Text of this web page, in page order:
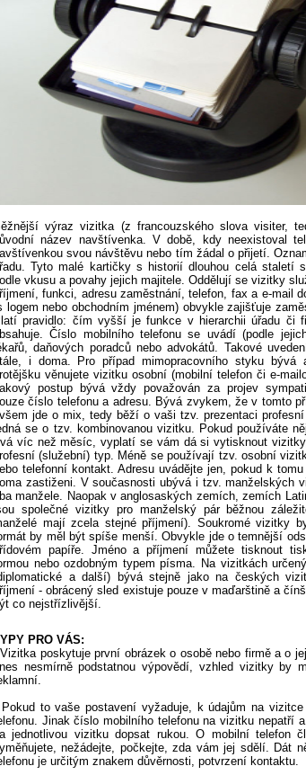
výraz vizitka (z francouzského slova visiter,
název navštívenka. V době, kdy neexistoval
svou návštěvu nebo tím žádal o přijetí.
Tyto malé kartičky s historií dlouhou celá staletí
vkusu a povahy jejich majitele. Oddělují se vizitky
funkci, adresu zaměstnání, telefon, fax a e-mail
logem nebo obchodním jménem) obvykle zajišťuje
pravidlo: čím vyšší je funkce v hierarchii úřadu či
Číslo mobilního telefonu se uvádí (podle
daňových poradců nebo advokátů. Takové
i doma. Pro případ mimopracovního styku bývá
věnujete vizitku osobní (mobilní telefon či e-
postup bývá vždy považován za projev
číslo telefonu a adresu. Bývá zvykem, že v tomto
jde o mix, tedy běží o vaši tzv. prezentaci profesní
se o tzv. kombinovanou vizitku. Pokud používáte
víc než měsíc, vyplatí se vám dá si vytisknout
(služební) typ. Méně se používají tzv. osobní
telefonní kontakt. Adresu uvádějte jen, pokud k
zastiženi. V současnosti ubývá i tzv. manželských
manžele. Naopak v anglosaských zemích, zemích
společné vizitky pro manželský pár běžnou
mají zcela stejné příjmení). Soukromé vizitky
by měl být spíše menší. Obvykle jde o temnější
papíře. Jméno a příjmení můžete tisknout
nebo ozdobným typem písma. Na vizitkách
a další) bývá stejně jako na českých
- obrácený sled existuje pouze v maďarštině a
co nejstřízlivější.
PRO VÁS:
poskytuje první obrázek o osobě nebo firmě a o
nesmírně podstatnou výpovědí, vzhled vizitky by
to vaše postavení vyžaduje, k údajům na
Jinak číslo mobilního telefonu na vizitku nepatří
jednotlivou vizitku dopsat rukou. O mobilní telefon
nežádejte, počkejte, zda vám jej sdělí. Dát
je určitým znakem důvěrnosti, potvrzení kontaktu.